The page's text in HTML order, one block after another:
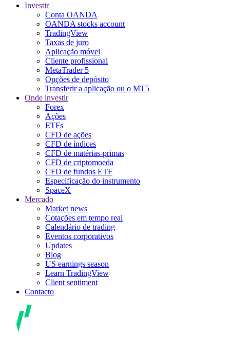
Investir
Conta OANDA
OANDA stocks account
TradingView
Taxas de juro
Aplicação móvel
Cliente profissional
MetaTrader 5
Opções de depósito
Transferir a aplicação ou o MT5
Onde investir
Forex
Ações
ETFs
CFD de ações
CFD de índices
CFD de matérias-primas
CFD de criptomoeda
CFD de fundos ETF
Especificação do instrumento
SpaceX
Mercado
Market news
Cotações em tempo real
Calendário de trading
Eventos corporativos
Updates
Blog
US earnings season
Learn TradingView
Client sentiment
Contacto